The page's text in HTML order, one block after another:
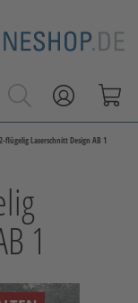
flügelig Laserschnitt Design AB 1
1